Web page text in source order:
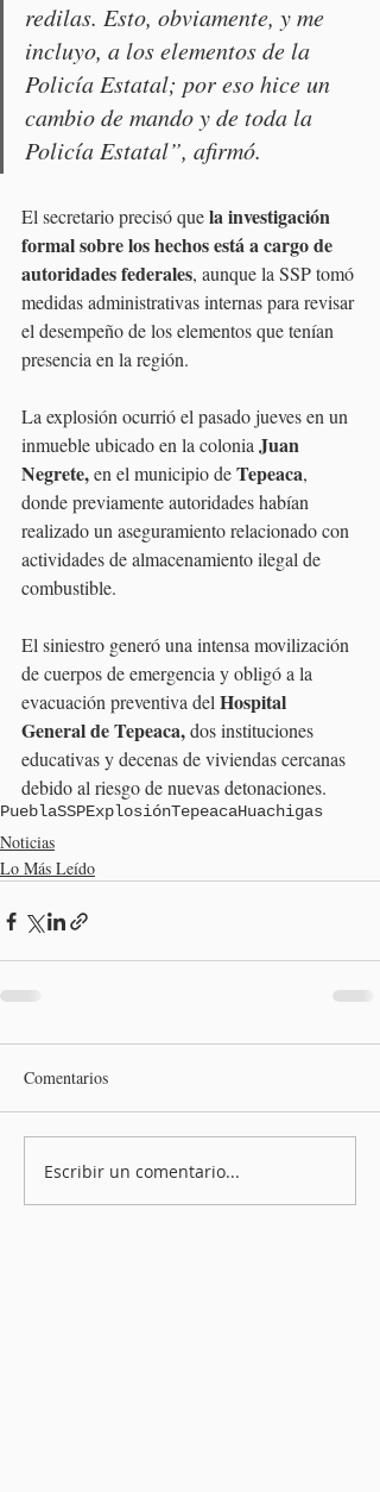
redilas. Esto, obviamente, y me
incluyo, a los elementos de la
Policía Estatal; por eso hice un
cambio de mando y de toda la
Policía Estatal”, afirmó.
El secretario precisó que la investigación
formal sobre los hechos está a cargo de
autoridades federales, aunque la SSP tomó
medidas administrativas internas para revisar
el desempeño de los elementos que tenían
presencia en la región.
La explosión ocurrió el pasado jueves en un
inmueble ubicado en la colonia Juan
Negrete, en el municipio de Tepeaca,
donde previamente autoridades habían
realizado un aseguramiento relacionado con
actividades de almacenamiento ilegal de
combustible.
El siniestro generó una intensa movilización
de cuerpos de emergencia y obligó a la
evacuación preventiva del Hospital
General de Tepeaca, dos instituciones
educativas y decenas de viviendas cercanas
debido al riesgo de nuevas detonaciones.
PueblaSSPExplosiónTepeacaHuachigas
Noticias
Lo Más Leído
Comentarios
Escribir un comentario...